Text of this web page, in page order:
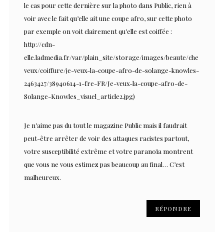
le cas pour cette dernière sur la photo dans Public, rien à
voir avec le fait qu’elle ait une coupe afro, sur cette photo
par exemple on voit clairement qu’elle est coiffée :
http://cdn-
elle.ladmedia.fr/var/plain_site/storage/images/beaute/che
veux/coiffure/je-veux-la-coupe-afro-de-solange-knowles-
2463427/38940614-1-fre-FR/Je-veux-la-coupe-afro-de-
Solange-Knowles_visuel_article2.jpg)
Je n’aime pas du tout le magazine Public mais il faudrait
peut-être arrêter de voir des attaques racistes partout,
votre susceptibilité extrême et votre paranoïa montrent
que vous ne vous estimez pas beaucoup au final… C’est
malheureux.
RÉPONDRE